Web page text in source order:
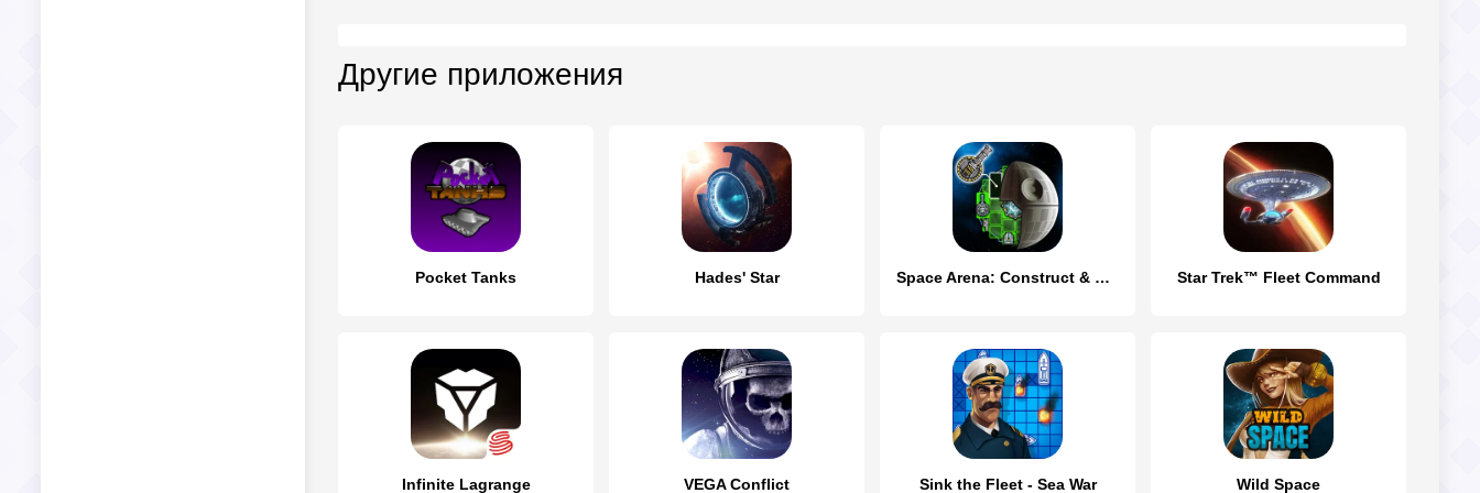
Другие приложения
Pocket Tanks Hades' Star Space Arena: Construct & Fight Star Trek™ Fleet Command
Infinite Lagrange VEGA Conflict Sink the Fleet - Sea War Wild Space